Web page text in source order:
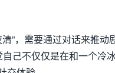
”，需要通过对话来推动
己不仅仅是在和一个冷